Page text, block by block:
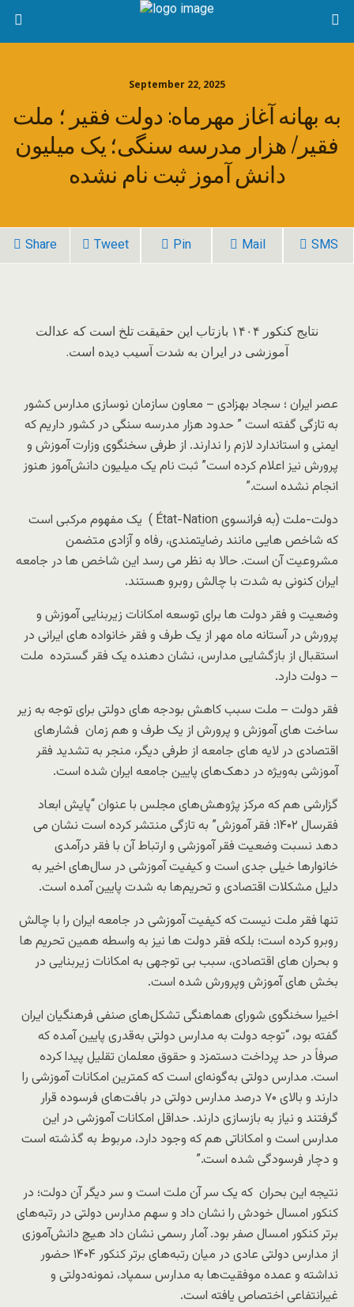
September 22, 2025
به بهانه آغاز مهرماه: دولت فقیر ؛ ملت
فقیر/ هزار مدرسه سنگی؛ یک میلیون
دانش آموز ثبت نام نشده
Share Tweet Pin Mail SMS
نتایج کنکور ۱۴۰۴ بازتاب این حقیقت تلخ است که عدالت
آموزشی در ایران به شدت آسیب دیده است.
عصر ایران ؛ سجاد بهزادی – معاون سازمان نوسازی مدارس کشور
به تازگی گفته است ” حدود هزار مدرسه سنگی در کشور داریم که
ایمنی و استاندارد لازم را ندارند. از طرفی سخنگوی وزارت آموزش و
پرورش نیز اعلام کرده است” ثبت نام یک میلیون دانش‌آموز هنوز
انجام نشده است.”
دولت-ملت (به فرانسوی État-Nation ) یک مفهوم مرکبی است
که شاخص هایی مانند رضایتمندی، رفاه و آزادی متضمن
مشروعیت آن است. حالا به نظر می رسد این شاخص ها در جامعه
ایران کنونی به شدت با چالش روبرو هستند.
وضعیت و فقر دولت ها برای توسعه امکانات زیربنایی آموزش و
پرورش در آستانه ماه مهر از یک طرف و فقر خانواده های ایرانی در
استقبال از بازگشایی مدارس، نشان دهنده یک فقر گسترده ملت
– دولت دارد.
فقر دولت – ملت سبب کاهش بودجه های دولتی برای توجه به زیر
ساخت های آموزش و پرورش از یک طرف و هم زمان فشارهای
اقتصادی در لایه های جامعه از طرفی دیگر، منجر به تشدید فقر
آموزشی به‌ویژه در دهک‏‌های پایین جامعه ایران شده است.
گزارشی هم که مرکز پژوهش‌های مجلس با عنوان “پایش ابعاد
فقرسال ۱۴۰۲: فقر آموزش” به تازگی منتشر کرده است نشان می
دهد نسبت وضعیت فقر آموزشی و ارتباط آن با فقر درآمدی
خانوارها خیلی جدی است و کیفیت آموزشی در سال‌های اخیر به
دلیل مشکلات اقتصادی و تحریم‌ها به شدت پایین آمده است.
تنها فقر ملت نیست که کیفیت آموزشی در جامعه ایران را با چالش
روبرو کرده است؛ بلکه فقر دولت ها نیز به واسطه همین تحریم ها
و بحران های اقتصادی، سبب بی توجهی به امکانات زیربنایی در
بخش های آموزش وپرورش شده است.
اخیرا سخنگوی شورای هماهنگی تشکل‌های صنفی فرهنگیان ایران
گفته بود، “توجه دولت به مدارس دولتی به‌قدری پایین آمده که
صرفاً در حد پرداخت دستمزد و حقوق معلمان تقلیل پیدا کرده
است. مدارس دولتی به‌گونه‌ای است که کمترین امکانات آموزشی را
دارند و بالای ۷۰ درصد مدارس دولتی در بافت‌های فرسوده قرار
گرفتند و نیاز به بازسازی دارند. حداقل امکانات آموزشی در این
مدارس است و امکاناتی هم که وجود دارد، مربوط به گذشته است
و دچار فرسودگی شده است.”
نتیجه این بحران که یک سر آن ملت است و سر دیگر آن دولت؛ در
کنکور امسال خودش را نشان داد و سهم مدارس دولتی در رتبه‌های
برتر کنکور امسال صفر بود. آمار رسمی نشان داد هیچ دانش‌آموزی
از مدارس دولتی عادی در میان رتبه‌های برتر کنکور ۱۴۰۴ حضور
نداشته و عمده موفقیت‌ها به مدارس سمپاد، نمونه‌دولتی و
غیرانتفاعی اختصاص یافته است.